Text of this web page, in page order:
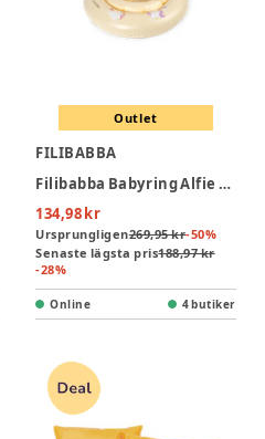
Outlet
FILIBABBA
Filibabba Babyring Alfie – Unicorn Shores
134,98 kr
Ursprungligen269,95 kr-50%
Senaste lägsta pris188,97 kr
-28%
Online 4 butiker